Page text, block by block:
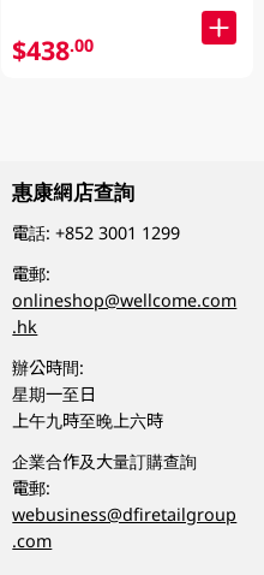
$438.00
惠康網店查詢
電話:+852 3001 1299
電郵:
onlineshop@wellcome.com
.hk
辦公時間:
星期一至日
上午九時至晚上六時
企業合作及大量訂購查詢
電郵:
webusiness@dfiretailgroup
.com